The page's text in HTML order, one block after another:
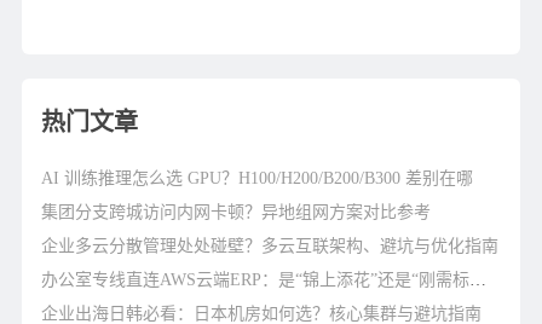
热门文章
AI 训练推理怎么选 GPU？H100/H200/B200/B300 差别在哪
集团分支跨城访问内网卡顿？异地组网方案对比参考
企业多云分散管理处处碰壁？多云互联架构、避坑与优化指南
办公室专线直连AWS云端ERP：是“锦上添花”还是“刚需标配”？
企业出海日韩必看：日本机房如何选？核心集群与避坑指南